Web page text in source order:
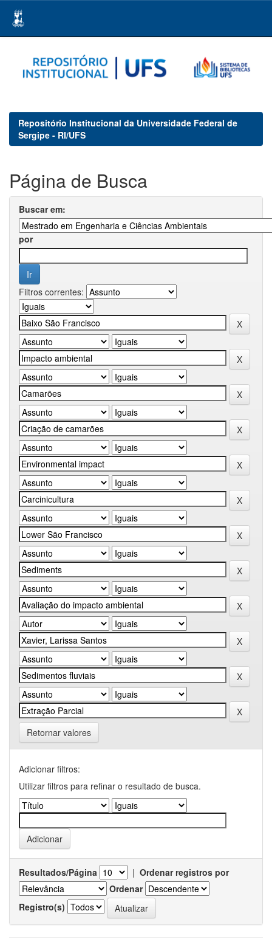
navigation
Repositório Institucional da Universidade Federal de
Sergipe - RI/UFS
Página de Busca
Buscar em:
por
Filtros correntes:
Retornar valores
Adicionar filtros:
Utilizar filtros para refinar o resultado de busca.
Resultados/Página | Ordenar registros por
Ordenar
Registro(s)